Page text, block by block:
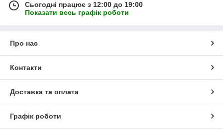
Сьогодні працює з 12:00 до 19:00
Показати весь графік роботи
Про нас
Контакти
Доставка та оплата
Графік роботи